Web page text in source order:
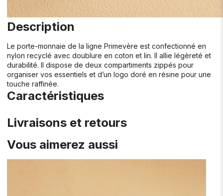
Description
Le porte-monnaie de la ligne Primevère est confectionné en
nylon recyclé avec doublure en coton et lin. Il allie légèreté et
durabilité. Il dispose de deux compartiments zippés pour
organiser vos essentiels et d’un logo doré en résine pour une
touche raffinée.
Caractéristiques
Livraisons et retours
Vous aimerez aussi